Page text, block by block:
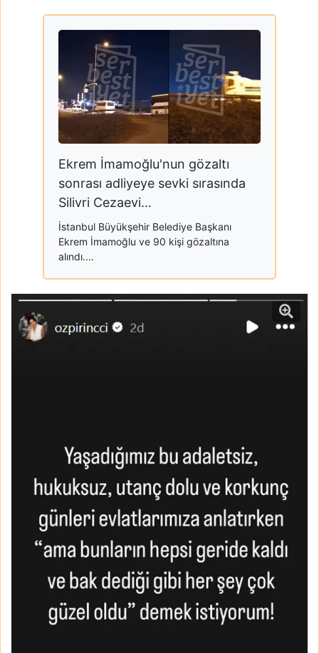
Ekrem İmamoğlu'nun gözaltı
sonrası adliyeye sevki sırasında
Silivri Cezaevi...
İstanbul Büyükşehir Belediye Başkanı
Ekrem İmamoğlu ve 90 kişi gözaltına
alındı....